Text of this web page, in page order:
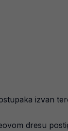
izvan
dresu